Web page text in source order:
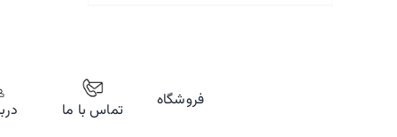
فروشگاه تماس با ما